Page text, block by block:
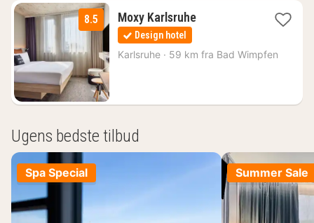
8.5 Moxy Karlsruhe1
516
Design hotel
Karlsruhe · 59 km fra Bad Wimpfen
Ugens bedste tilbud
Spa Special Summer Sale